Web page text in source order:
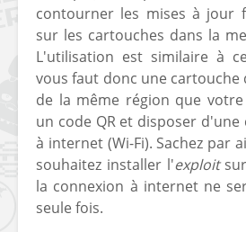
contourner les mises à jour
sur les cartouches dans la
L'utilisation est similaire à
vous faut donc une cartouche
de la même région que
un code QR et disposer d'une
à internet (Wi-Fi). Sachez par
souhaitez installer l'exploit
la connexion à internet ne
seule fois.
KyûHEN, le nouveau
concours de
homebrews
[PSP] Débricker une
PSP 2000/3000 est
désormais
possible avec Baryon
Sweeper !